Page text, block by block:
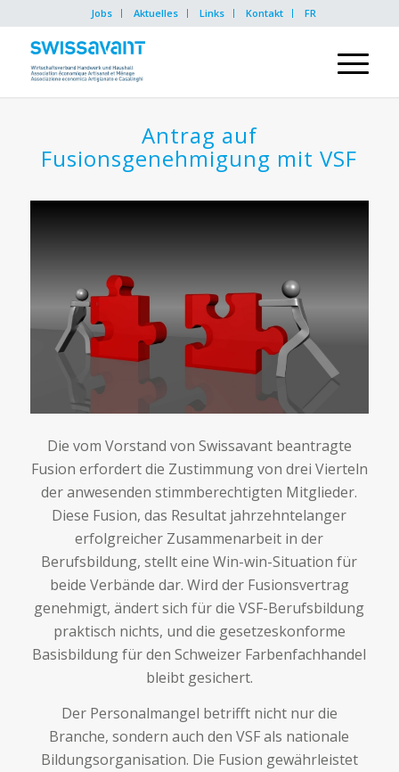
Jobs Aktuelles Links Kontakt FR
Antrag auf
Fusionsgenehmigung mit VSF
Die vom Vorstand von Swissavant beantragte
Fusion erfordert die Zustimmung von drei Vierteln
der anwesenden stimmberechtigten Mitglieder.
Diese Fusion, das Resultat jahrzehntelanger
erfolgreicher Zusammenarbeit in der
Berufsbildung, stellt eine Win-win-Situation für
beide Verbände dar. Wird der Fusionsvertrag
genehmigt, ändert sich für die VSF-Berufsbildung
praktisch nichts, und die gesetzeskonforme
Basisbildung für den Schweizer Farbenfachhandel
bleibt gesichert.
Der Personalmangel betrifft nicht nur die
Branche, sondern auch den VSF als nationale
Bildungsorganisation. Die Fusion gewährleistet